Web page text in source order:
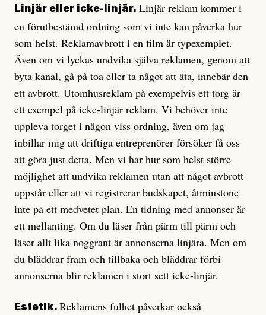
Linjär eller icke-linjär. Linjär reklam kommer i
en förutbestämd ordning som vi inte kan påverka hur
som helst. Reklamavbrott i en film är typexemplet.
Även om vi lyckas undvika själva reklamen, genom att
byta kanal, gå på toa eller ta något att äta, innebär den
ett avbrott. Utomhusreklam på exempelvis ett torg är
ett exempel på icke-linjär reklam. Vi behöver inte
uppleva torget i någon viss ordning, även om jag
inbillar mig att driftiga entreprenörer försöker få oss
att göra just detta. Men vi har hur som helst större
möjlighet att undvika reklamen utan att något avbrott
uppstår eller att vi registrerar budskapet, åtminstone
inte på ett medvetet plan. En tidning med annonser är
ett mellanting. Om du läser från pärm till pärm och
läser allt lika noggrant är annonserna linjära. Men om
du bläddrar fram och tillbaka och bläddrar förbi
annonserna blir reklamen i stort sett icke-linjär.
Estetik. Reklamens fulhet påverkar också